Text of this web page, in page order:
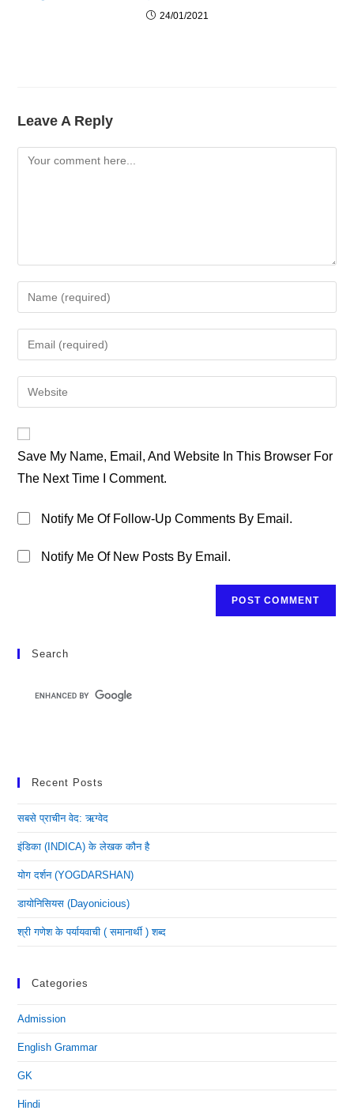
24/01/2021
Leave A Reply
Comment
Your
Name
Or
To
Comment
Your
Email
Address
Your
URL
(optional)
Save My Name, Email, And Website In This Browser For
The Next Time I Comment.
Notify Me Of Follow-Up Comments By Email.
Notify Me Of New Posts By Email.
Search
Recent Posts
सबसे प्राचीन वेद: ऋग्वेद
इंडिका (INDICA) के लेखक कौन है
योग दर्शन (YOGDARSHAN)
डायोनिसियस (dayonicious)
श्री गणेश के पर्यायवाची ( समानार्थी ) शब्द
Categories
Admission
English Grammar
GK
Hindi